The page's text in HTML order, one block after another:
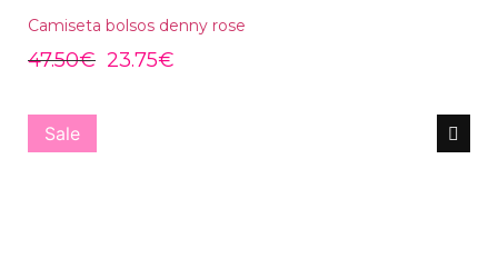
Camiseta bolsos denny rose
47.50€ 23.75€
Sale